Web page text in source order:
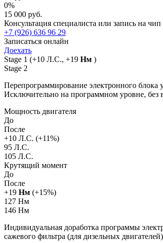
0%
15 000 руб.
Консультация специалиста или запись на
+7 (926) 636 96 29
Записаться онлайн
Доехать
Stage 1 (+10 Л.С., +19 Нм )
Stage 2
Перепрограммирование электронного
Исключительно на программном уровне, без
Мощность двигателя
До
После
+10 Л.С. (+11%)
95 Л.С.
105 Л.С.
Крутящий момент
До
После
+19 Нм (+15%)
127 Нм
146 Нм
Индивидуальная доработка программы
сажевого фильтра (для дизельных